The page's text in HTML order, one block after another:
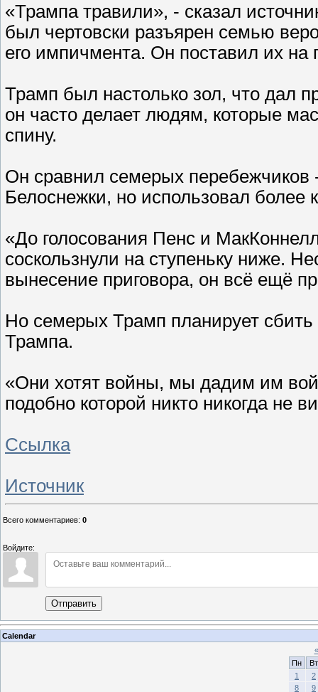
«Трампа травили», - сказал
был чертовски разъярен семью
его импичмента. Он поставил их на
Трамп был настолько зол, что дал
он часто делает людям, которые
спину.
Он сравнил семерых
Белоснежки, но использовал более
«До голосования Пенс и
соскользнули на ступеньку ниже.
вынесение приговора, он всё ещё
Но семерых Трамп планирует
Трампа.
«Они хотят войны, мы дадим им
подобно которой никто никогда не
Ссылка
Источник
Всего комментариев: 0
Войдите:
Отправить
Calendar
«
Пн
Вт
1
2
8
9